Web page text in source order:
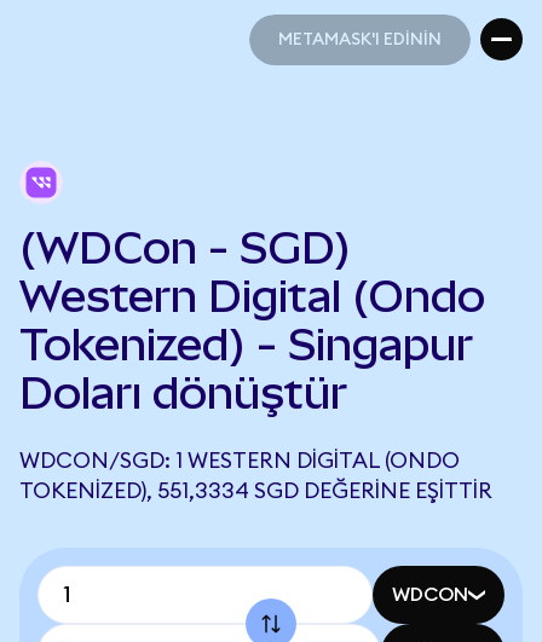
METAMASK'I EDİNİN
(WDCon - SGD)
Western Digital (Ondo
Tokenized) - Singapur
Doları dönüştür
WDCON/SGD: 1 WESTERN DIGITAL (ONDO
TOKENIZED), 551,3334 SGD DEĞERINE EŞITTIR
WDCON